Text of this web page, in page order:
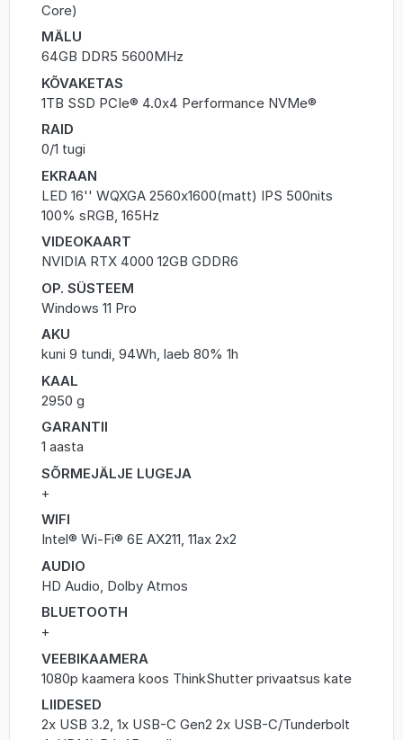
Core)
MÄLU
64GB DDR5 5600MHz
KÕVAKETAS
1TB SSD PCIe® 4.0x4 Performance NVMe®
RAID
0/1 tugi
EKRAAN
LED 16'' WQXGA 2560x1600(matt) IPS 500nits
100% sRGB, 165Hz
VIDEOKAART
NVIDIA RTX 4000 12GB GDDR6
OP. SÜSTEEM
Windows 11 Pro
AKU
kuni 9 tundi, 94Wh, laeb 80% 1h
KAAL
2950 g
GARANTII
1 aasta
SÕRMEJÄLJE LUGEJA
+
WIFI
Intel® Wi-Fi® 6E AX211, 11ax 2x2
AUDIO
HD Audio, Dolby Atmos
BLUETOOTH
+
VEEBIKAAMERA
1080p kaamera koos ThinkShutter privaatsus kate
LIIDESED
2x USB 3.2, 1x USB-C Gen2 2x USB-C/Tunderbolt